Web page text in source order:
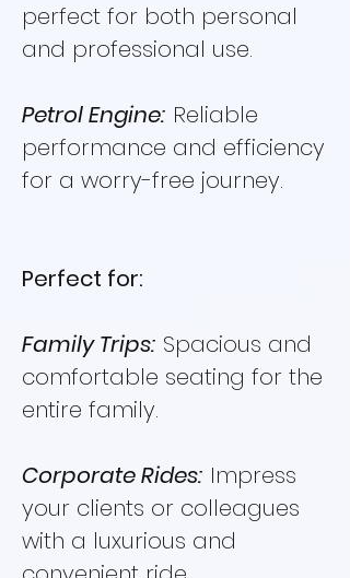
perfect for both personal
and professional use.
Petrol Engine: Reliable
performance and efficiency
for a worry-free journey.
Perfect for:
Family Trips: Spacious and
comfortable seating for the
entire family.
Corporate Rides: Impress
your clients or colleagues
with a luxurious and